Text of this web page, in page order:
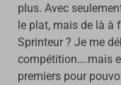
plus. Avec
le plat, mais de là à
Sprinteur ? Je me
compétition….mais
premiers pour